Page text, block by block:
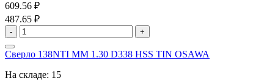
609.56 ₽
487.65 ₽
- +
Сверло 138NTI MM 1.30 D338 HSS TIN OSAWA
На складе: 15